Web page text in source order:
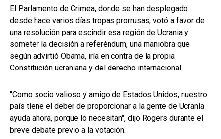
El Parlamento de Crimea, donde se han desplegado
desde hace varios días tropas prorrusas, votó a favor de
una resolución para escindir esa región de Ucrania y
someter la decisión a referéndum, una maniobra que
según advirtió Obama, iría en contra de la propia
Constitución ucraniana y del derecho internacional.
"Como socio valioso y amigo de Estados Unidos, nuestro
país tiene el deber de proporcionar a la gente de Ucrania
ayuda ahora, porque lo necesitan", dijo Rogers durante el
breve debate previo a la votación.